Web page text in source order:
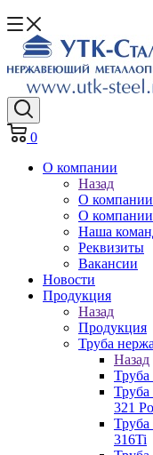
0
О компании
Назад
О компании
О компании
Наша
Реквизиты
Вакансии
Новости
Продукция
Назад
Продукция
Труба
Назад
321
316Ti